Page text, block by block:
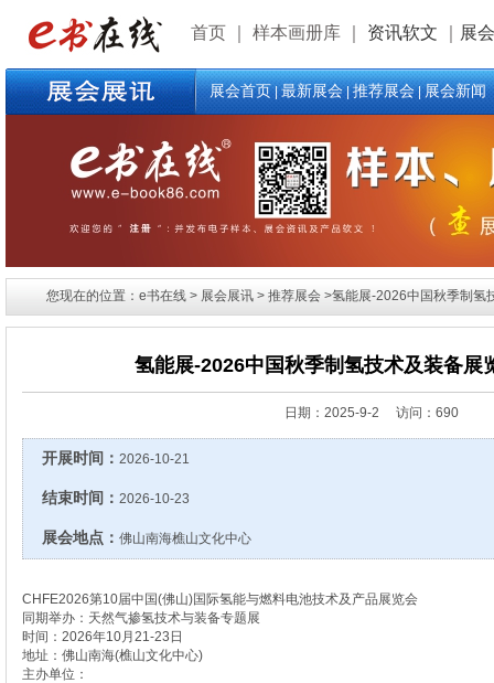
首页 样本画册库 资讯软文 展
展会首页|最新展会|推荐展会|展会新闻
您现在的位置：e书在线 > 展会展讯 > 推荐展会 >氢能展-2026中国秋季制氢
氢能展-2026中国秋季制氢技术及装备展
日期： 2025-9-2 访问：690
开展时间： 2026-10-21
结束时间： 2026-10-23
展会地点： 佛山南海樵山文化中心
CHFE2026第10届中国(佛山)国际氢能与燃料电池技术及产品展览会
同期举办：天然气掺氢技术与装备专题展
时间：2026年10月21-23日
地址：佛山南海(樵山文化中心)
主办单位：